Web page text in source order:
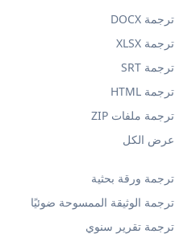
ترجمة ورقة بحثية
ترجمة الوثيقة الممسوحة ضوئيًا
ترجمة تقرير سنوي
ترجمة DOCX
ترجمة XLSX
ترجمة SRT
ترجمة HTML
ترجمة ملفات ZIP
عرض الكل